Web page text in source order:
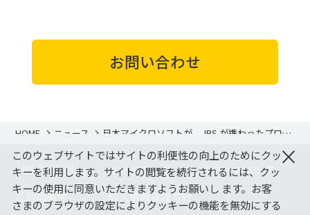
お問い合わせ
HOME ニュース 日本マイクロソフトが、JBS が携わったプロン
事例を公開
JBS Tech Blog サイトマップ
アクセスマップ
ご利用条件
個人情報保護方針
このウェブサイトではサイトの利便性の向上のためにクッ
キーを利用します。サイトの閲覧を続行されるには、クッ
キーの使用に同意いただきますようお願いし ます。お客
さまのブラウザの設定によりクッキーの機能を無効にする
×